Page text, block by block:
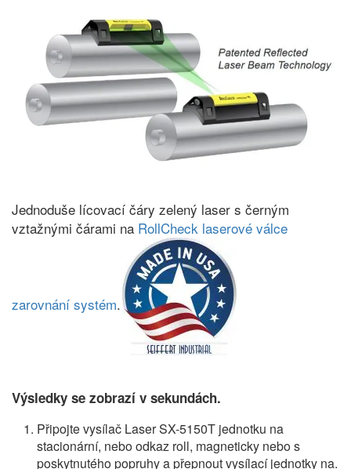
Jednoduše lícovací čáry zelený laser s černým
vztažnými čárami na RollCheck laserové válce
zarovnání systém.
Výsledky se zobrazí v sekundách.
Připojte vysílač Laser SX-5150T jednotku na
stacionární, nebo odkaz roll, magneticky nebo s
poskytnutého popruhy a přepnout vysílací jednotky na.